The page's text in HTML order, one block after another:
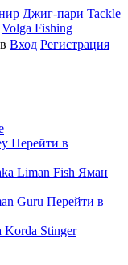
Джиг-пари Tackle
Volga Fishing
Вход Регистрация
Перейти в
Liman Fish Яман
Guru Перейти в
Korda Stinger